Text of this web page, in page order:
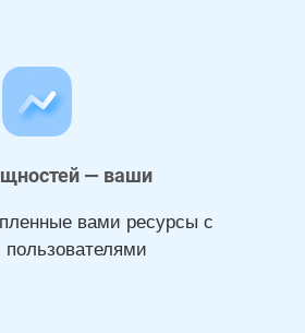
— ваши
вами ресурсы с